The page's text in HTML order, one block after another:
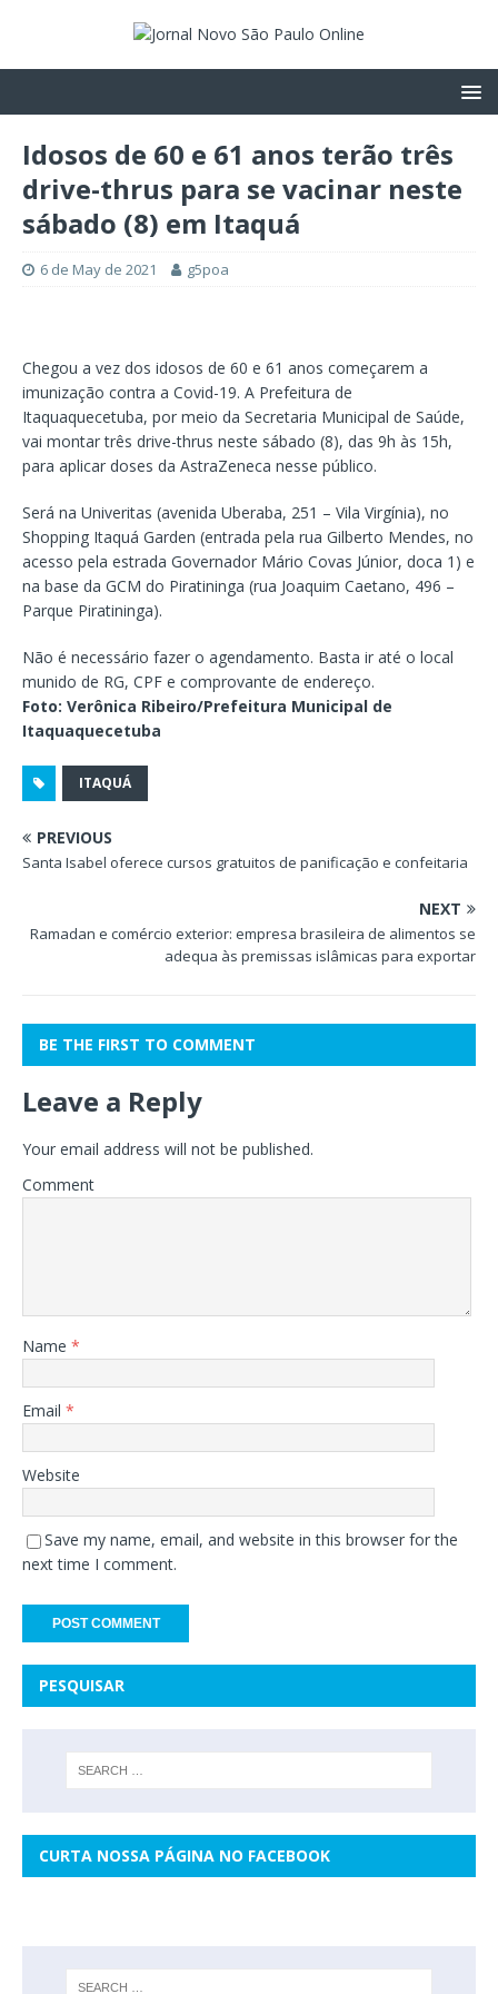
Idosos de 60 e 61 anos terão três
drive-thrus para se vacinar neste
sábado (8) em Itaquá
6 de May de 2021 g5poa
Chegou a vez dos idosos de 60 e 61 anos começarem a
imunização contra a Covid-19. A Prefeitura de
Itaquaquecetuba, por meio da Secretaria Municipal de Saúde,
vai montar três drive-thrus neste sábado (8), das 9h às 15h,
para aplicar doses da AstraZeneca nesse público.
Será na Univeritas (avenida Uberaba, 251 – Vila Virgínia), no
Shopping Itaquá Garden (entrada pela rua Gilberto Mendes, no
acesso pela estrada Governador Mário Covas Júnior, doca 1) e
na base da GCM do Piratininga (rua Joaquim Caetano, 496 –
Parque Piratininga).
Não é necessário fazer o agendamento. Basta ir até o local
munido de RG, CPF e comprovante de endereço.
Foto: Verônica Ribeiro/Prefeitura Municipal de
Itaquaquecetuba
ITAQUÁ
PREVIOUS
Santa Isabel oferece cursos gratuitos de panificação e confeitaria
NEXT
Ramadan e comércio exterior: empresa brasileira de alimentos se
adequa às premissas islâmicas para exportar
BE THE FIRST TO COMMENT
Leave a Reply
Your email address will not be published.
Comment
Name *
Email *
Website
Save my name, email, and website in this browser for the
next time I comment.
PESQUISAR
CURTA NOSSA PÁGINA NO FACEBOOK